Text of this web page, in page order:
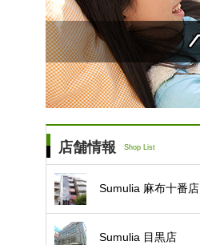
店舗情報 Shop List
Sumulia 麻布十番店
Sumulia 目黒店